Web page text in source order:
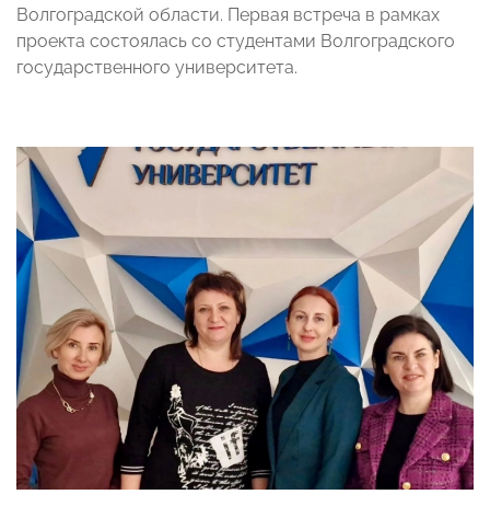
Волгоградской области. Первая встреча в рамках
проекта состоялась со студентами Волгоградского
государственного университета.